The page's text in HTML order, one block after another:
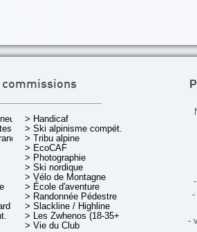
commissions
> Handicaf
> Ski alpinisme compét.
> Tribu alpine
> EcoCAF
> Photographie
> Ski nordique
> Vélo de Montagne
> École d'aventure
> Randonnée Pédestre
> Slackline / Highline
> Les Zwhenos (18-35+ ans)
> Vie du Club
-
-